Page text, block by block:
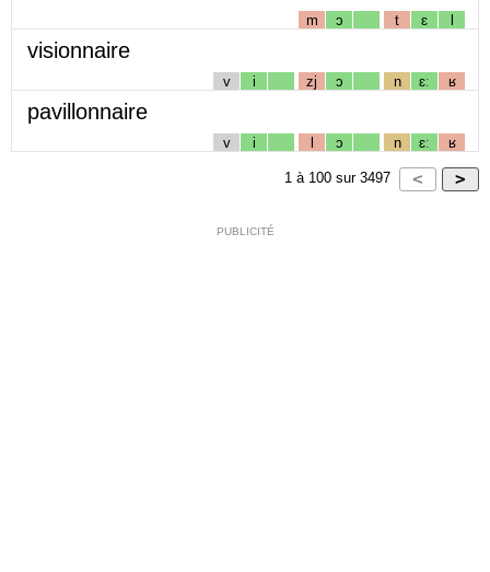
m ɔ t ɛ l
visionnaire
v i zj ɔ n ɛː ʁ
pavillonnaire
v i l ɔ n ɛː ʁ
1 à 100 sur 3497
PUBLICITÉ